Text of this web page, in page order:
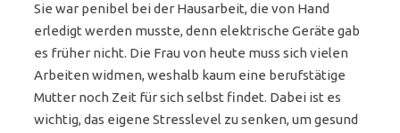
Sie war penibel bei der Hausarbeit, die von Hand
erledigt werden musste, denn elektrische Geräte gab
es früher nicht. Die Frau von heute muss sich vielen
Arbeiten widmen, weshalb kaum eine berufstätige
Mutter noch Zeit für sich selbst findet. Dabei ist es
wichtig, das eigene Stresslevel zu senken, um gesund